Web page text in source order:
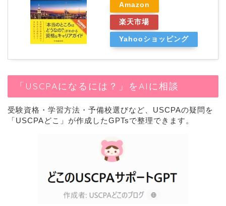
Amazon
楽天市場
Yahooショッピング
「USCPAになるには？」をAIに相談
受験資格・学習方法・予備校選びなど、USCPAの疑問を
「USCPAどこ」が作成したGPTsで整理できます。